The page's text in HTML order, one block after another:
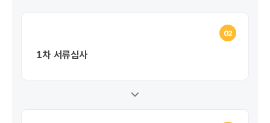
02
1차 서류심사